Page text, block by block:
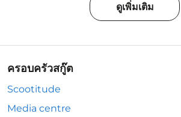
ดูเพิ่มเติม
ครอบครัวสกู๊ต
Scootitude
Media centre